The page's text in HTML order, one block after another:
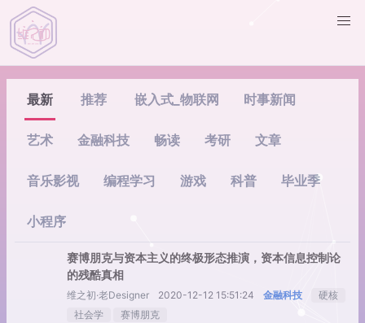
最新 推荐 嵌入式_物联网 时事新闻
艺术 金融科技 畅读 考研 文章
音乐影视 编程学习 游戏 科普 毕业季
小程序
赛博朋克与资本主义的终极形态推演，资本信息控制论
的残酷真相
维之初·老Designer 2020-12-12 15:51:24 金融科技
硬核
社会学
赛博朋克